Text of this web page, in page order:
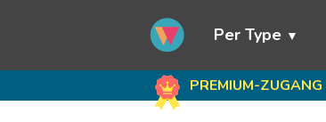
Per Type
PREMIUM-ZUGANG